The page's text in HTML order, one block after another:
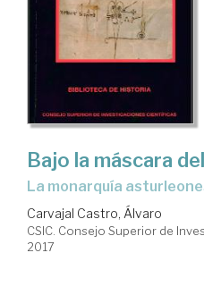
Bajo la máscara
la monarquía
Carvajal Castro, Álvaro
CSIC. Consejo Superior de
2017